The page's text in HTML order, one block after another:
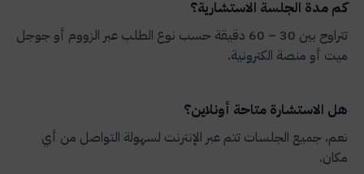
كم مدة الجلسة الاستشارية؟
تتراوح بين 30 – 60 دقيقة حسب نوع الطلب عبر الزووم أو جوجل
ميت أو منصة الكترونية.
هل الاستشارة متاحة أونلاين؟
نعم، جميع الجلسات تتم عبر الإنترنت لسهولة التواصل من أي
مكان.